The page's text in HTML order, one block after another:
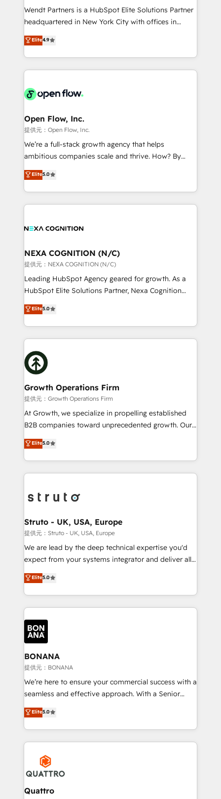
with good people' and have worked with incredible
brands. You can see some of them on our website,
Wendt Partners is a HubSpot Elite Solutions Partner
headquartered in New York City with offices in
Toronto, London and Melbourne. As a global
HubSpot partner, we specialize in working with
sophisticated B2B companies to implement the
HubSpot CRM platform across client organizations.
industrial/manufacturing, professional services,
distribution, commercial real estate, technology,
finserv/fintech, IT managed services, transportation
& logistics, energy/solar, staffing and recruiting,
media, healthcare and government contractors. Our
Technical Solutions, Enablement Solutions, Digital
Solutions and Growth Solutions. As a fully
Elite4.9
Open Flow, Inc.
提供元：Open Flow, Inc.
We’re a full-stack growth agency that helps
ambitious companies scale and thrive. How? By
upgrading and streamlining every single revenue-
generating aspect of your business. We’re proud
HubSpot Elite Solutions Partners and devout CRM
nerds who can harness HubSpot’s custom digital
experience. Working hand-in-hand with your team,
traffic, generates better leads and crushes your
revenue goals. We've worked with thousands of
HubSpot customers and we'd love to work with you
too! Clients come to us for: Advanced CRM solutions
HubSpot Data System Migrations between systems
to HubSpot New lead generation strategies Time-
website development Award-winning creative
design We live and breathe HubSpot and are ready
Elite5.0
NEXA COGNITION (N/C)
提供元：NEXA COGNITION (N/C)
Leading HubSpot Agency geared for growth. As a
HubSpot Elite Solutions Partner, Nexa Cognition
ranks in the top 1% of global HubSpot Partners and
has been one of the longest-standing partners since
2012. We empower businesses to harness the full
potential of HubSpot by combining strategic
insights with technical excellence, we deliver
bespoke HubSpot solutions tailored to drive
measurable growth and operational efficiency. Why
Choose Nexa Cognition? 🚀 HubSpot Expertise: Our
certified team specialises in CRM implementation,
marketing automation, and revenue operations. 🤝
Custom Solutions: From onboarding and
HubSpot with your business needs. 🌟 Proven
Results: We’ve helped businesses of all sizes
Packages: Choose ongoing support or project-based
solutions. We offer service packages designed to fit
Elite5.0
Growth Operations Firm
提供元：Growth Operations Firm
At Growth, we specialize in propelling established
B2B companies toward unprecedented growth. Our
focus is on fine-tuning and enhancing your growth,
sales, and marketing operations. Unlike conventional
marketing agencies, we dive deep into the
operational aspects of your business, ensuring that
functioning optimally. With our expertise in leading
wealth of knowledge and experience to the table.
Our strategies are tailored to your business's unique
needs, ensuring a personalized approach that aligns
with your growth objectives.
Elite5.0
Struto - UK, USA, Europe
提供元：Struto - UK, USA, Europe
We are lead by the deep technical expertise you'd
expect from your systems integrator and deliver all
the agency services you'd expect from your
HubSpot Solutions Partner. As one of the UK's
longest-standing partners, we are experts at
maximising the value of the HubSpot platform and
building an integrated growth stack that brings your
business, operational and technical requirements to
life, and creates a 360˚ view of your customer to
help your teams do more. We specialise in HubSpot
technical services, website design and development
as well as agency services that help set you up for
success. Now, more than ever you need to connect
customer service. It's time to empower your teams
to create great customer experiences that generate
happen.
Elite5.0
BONANA
提供元：BONANA
We’re here to ensure your commercial success with a
seamless and effective approach. With a Senior
team that has 10+ years of experience in HubSpot,
we have a deep understanding of SaaS, Business
Services and E-commerce together with Retail. We
streamline and enhance your Sales, Marketing &
Service efforts, providing insights in your
commercial operations. We're good at RevOps,
automating and optimizing your marketing, sales &
service operations with AI, designing and building
Elite5.0
Quattro